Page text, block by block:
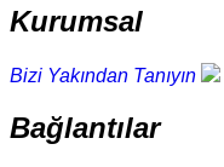
Kurumsal
Bizi Yakından Tanıyın
Bağlantılar